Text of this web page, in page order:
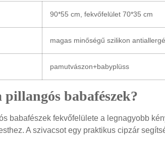
90*55 cm, fekvőfelület 70*35 cm
magas minőségű szilikon
pamutvászon+babyplüss
babafészek?
babafészek fekvőfelülete a legnagyobb
A szivacsot egy praktikus cipzár